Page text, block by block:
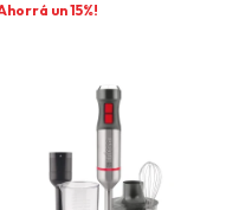
15